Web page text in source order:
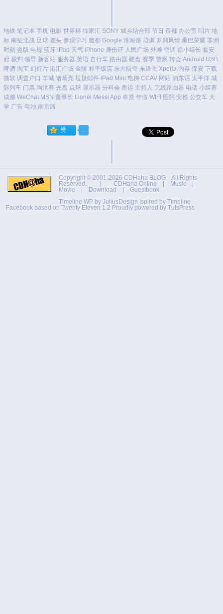
地铁 笔记本 手机 电影 世界杯 徐家汇 SONY 城乡结合部 节日 帝都 办公室 唱片 地
标 南征北战 足球 差头 参观学习 魔都 Google 淮海路 培训 罗刹风情 桑巴荣耀 非洲
时刻 盗版 电视 蓝牙 iPad 天气 iPhone 身份证 人民广场 外滩 空调 徐小组长 临安
府 裁判 领导 新客站 服务器 英语 自行车 路由器 硬盘 赛季 警察 转会 Android USB
啤酒 淘宝 幻灯片 港汇广场 金陵 和平饭店 东方航空 东道主 Xperia 内存 保安 下载
微软 调查户口 羊城 诸葛亮 垃圾邮件 iPad Mini 电梯 CCAV 网站 浦东话 太平洋 城
际列车 门票 淘汰赛 光盘 点球 显示器 分科会 奥运 主持人 无线路由器 电话 小组赛
成都 WeChat MSN 董事长 Lionel Messi App 奉贤 年假 WIFI 医院 安检 公交车 大
学 广告 电池 南京路
Copyright © 2001-2026 CDHaha BLOG All Rights
Reserved. | CDHaha Online Music
Movie
Download
Guestbook
Timeline WP by JuliusDesign Ispired by Timeline
Facebook based on Twenty Eleven 1.2 Proudly powered by TutsPress